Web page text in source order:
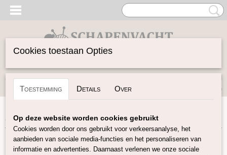
Inloggen Registreren
(0)
Home>Vilten>Lontwol gekleurd 19 mic>
Cookies toestaan Opties
Toestemming Details Over
Op deze website worden cookies gebruikt
Cookies worden door ons gebruikt voor verkeersanalyse, het
aanbieden van sociale media-functies en het personaliseren van
informatie en advertenties. Daarnaast verlenen we onze sociale